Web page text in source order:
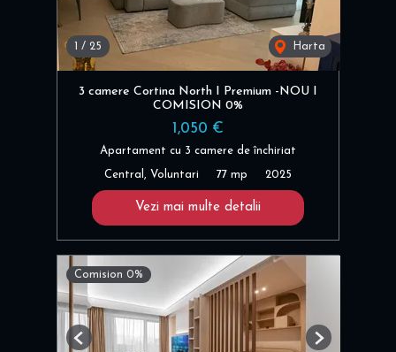
/ 25 Harta
3 camere Cortina North I Premium -NOU I
COMISION 0%
1,050 €
Apartament cu 3 camere de închiriat
Central, Voluntari 77 mp 2025
Vezi mai multe detalii
Comision 0%
Previous Next